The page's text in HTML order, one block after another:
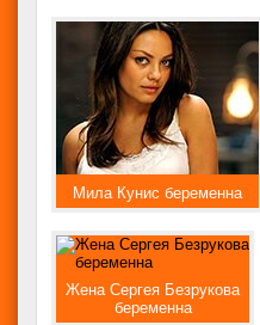
Мила Кунис беременна
Жена Сергея Безрукова
беременна